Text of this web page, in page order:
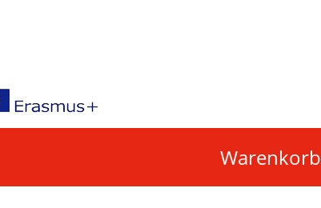
Warenkorb